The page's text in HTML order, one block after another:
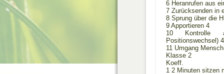
6 Heranrufen aus
7 Zurücksenden in
8 Sprung über die
9 Apportieren 4
10 Kontrolle
Positionswechsel) 4
11 Umgang
Klasse 2
Koeff.
1 2 Minuten sitzen